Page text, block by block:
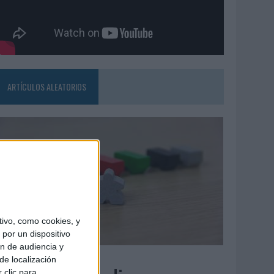
como cookies, y
un dispositivo
de audiencia y
localización
clic para
ARTÍCULOS ALEATORIOS